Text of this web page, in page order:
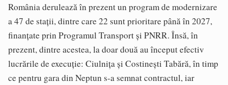
România derulează în prezent un program de modernizare
a 47 de stații, dintre care 22 sunt prioritare până în 2027,
finanțate prin Programul Transport și PNRR. Însă, în
prezent, dintre acestea, la doar două au început efectiv
lucrările de execuție: Ciulnița și Costinești Tabără, în timp
ce pentru gara din Neptun s-a semnat contractul, iar